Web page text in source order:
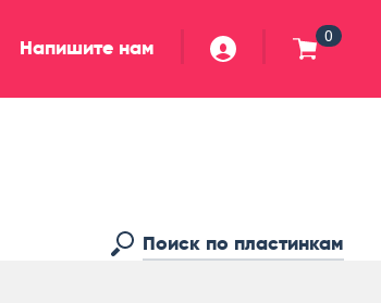
Напишите нам 0